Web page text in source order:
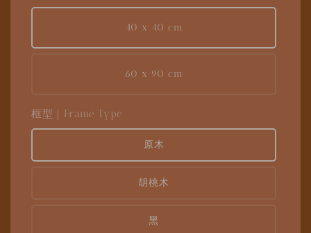
40 x 40 cm
60 x 90 cm
框型｜Frame Type
原木
胡桃木
黑